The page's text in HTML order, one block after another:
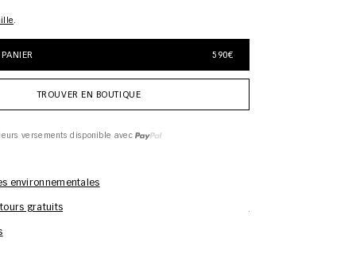
590€
TROUVER EN BOUTIQUE
versements disponible avec
environnementales
gratuits